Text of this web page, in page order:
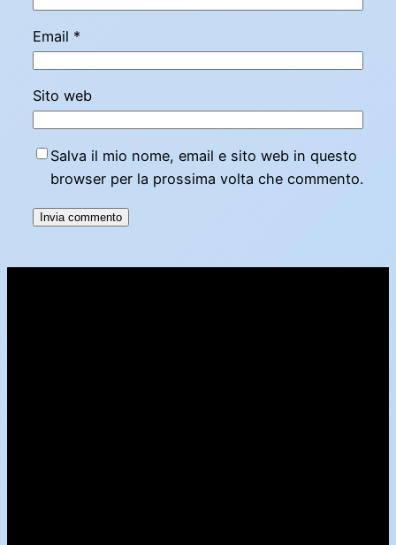
Email *
Sito web
Salva il mio nome, email e sito web in questo
browser per la prossima volta che commento.